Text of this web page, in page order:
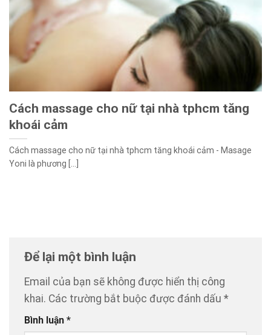
Cách massage cho nữ tại nhà tphcm tăng
khoái cảm
Cách massage cho nữ tại nhà tphcm tăng khoái cảm - Masage
Yoni là phương [...]
Để lại một bình luận
Email của bạn sẽ không được hiển thị công
khai. Các trường bắt buộc được đánh dấu *
Bình luận *